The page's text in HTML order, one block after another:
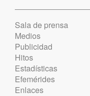
Sala de prensa
Medios
Publicidad
Hitos
Estadísticas
Efemérides
Enlaces